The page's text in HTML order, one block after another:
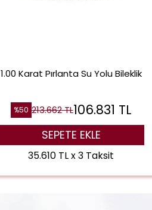
1.00 Karat Pırlanta Su Yolu Bileklik
%50 213.662TL106.831 TL
SEPETE EKLE
35.610 TL x 3 Taksit